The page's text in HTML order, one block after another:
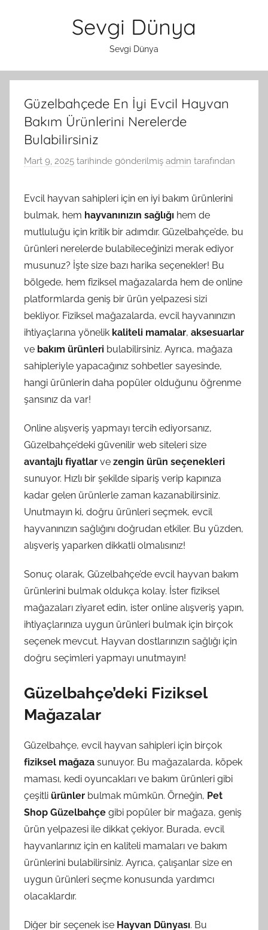
Sevgi Dünya
Sevgi Dünya
Güzelbahçede En İyi Evcil Hayvan
Bakım Ürünlerini Nerelerde
Bulabilirsiniz
Mart 9, 2025 tarihinde gönderilmiş admin tarafından
Evcil hayvan sahipleri için en iyi bakım ürünlerini
bulmak, hem hayvanınızın sağlığı hem de
mutluluğu için kritik bir adımdır. Güzelbahçe’de, bu
ürünleri nerelerde bulabileceğinizi merak ediyor
musunuz? İşte size bazı harika seçenekler! Bu
bölgede, hem fiziksel mağazalarda hem de online
platformlarda geniş bir ürün yelpazesi sizi
bekliyor. Fiziksel mağazalarda, evcil hayvanınızın
ihtiyaçlarına yönelik kaliteli mamalar, aksesuarlar
ve bakım ürünleri bulabilirsiniz. Ayrıca, mağaza
sahipleriyle yapacağınız sohbetler sayesinde,
hangi ürünlerin daha popüler olduğunu öğrenme
şansınız da var!
Online alışveriş yapmayı tercih ediyorsanız,
Güzelbahçe’deki güvenilir web siteleri size
avantajlı fiyatlar ve zengin ürün seçenekleri
sunuyor. Hızlı bir şekilde sipariş verip kapınıza
kadar gelen ürünlerle zaman kazanabilirsiniz.
Unutmayın ki, doğru ürünleri seçmek, evcil
hayvanınızın sağlığını doğrudan etkiler. Bu yüzden,
alışveriş yaparken dikkatli olmalısınız!
Sonuç olarak, Güzelbahçe’de evcil hayvan bakım
ürünlerini bulmak oldukça kolay. İster fiziksel
mağazaları ziyaret edin, ister online alışveriş yapın,
ihtiyaçlarınıza uygun ürünleri bulmak için birçok
seçenek mevcut. Hayvan dostlarınızın sağlığı için
doğru seçimleri yapmayı unutmayın!
Güzelbahçe’deki Fiziksel
Mağazalar
Güzelbahçe, evcil hayvan sahipleri için birçok
fiziksel mağaza sunuyor. Bu mağazalarda, köpek
maması, kedi oyuncakları ve bakım ürünleri gibi
çeşitli ürünler bulmak mümkün. Örneğin, Pet
Shop Güzelbahçe gibi popüler bir mağaza, geniş
ürün yelpazesi ile dikkat çekiyor. Burada, evcil
hayvanlarınız için en kaliteli mamaları ve bakım
ürünlerini bulabilirsiniz. Ayrıca, çalışanlar size en
uygun ürünleri seçme konusunda yardımcı
olacaklardır.
Diğer bir seçenek ise Hayvan Dünyası. Bu